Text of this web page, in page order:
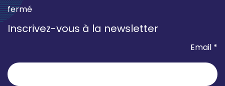
fermé
Inscrivez-vous à la newsletter
Email *